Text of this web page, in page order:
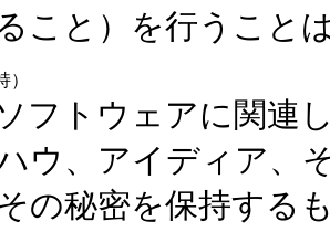
こと）を行うこと
）
フトウェアに関連
ウ、アイディア、
の秘密を保持する